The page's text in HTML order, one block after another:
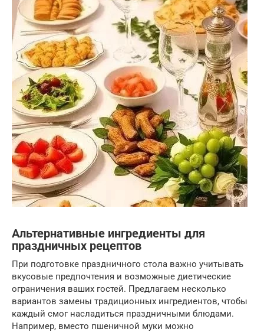
Альтернативные ингредиенты для
праздничных рецептов
При подготовке праздничного стола важно учитывать
вкусовые предпочтения и возможные диетические
ограничения ваших гостей. Предлагаем несколько
вариантов замены традиционных ингредиентов, чтобы
каждый смог насладиться праздничными блюдами.
Например, вместо пшеничной муки можно